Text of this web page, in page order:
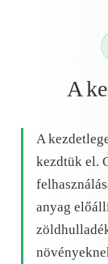
A
A
kezdtük el.
anyag